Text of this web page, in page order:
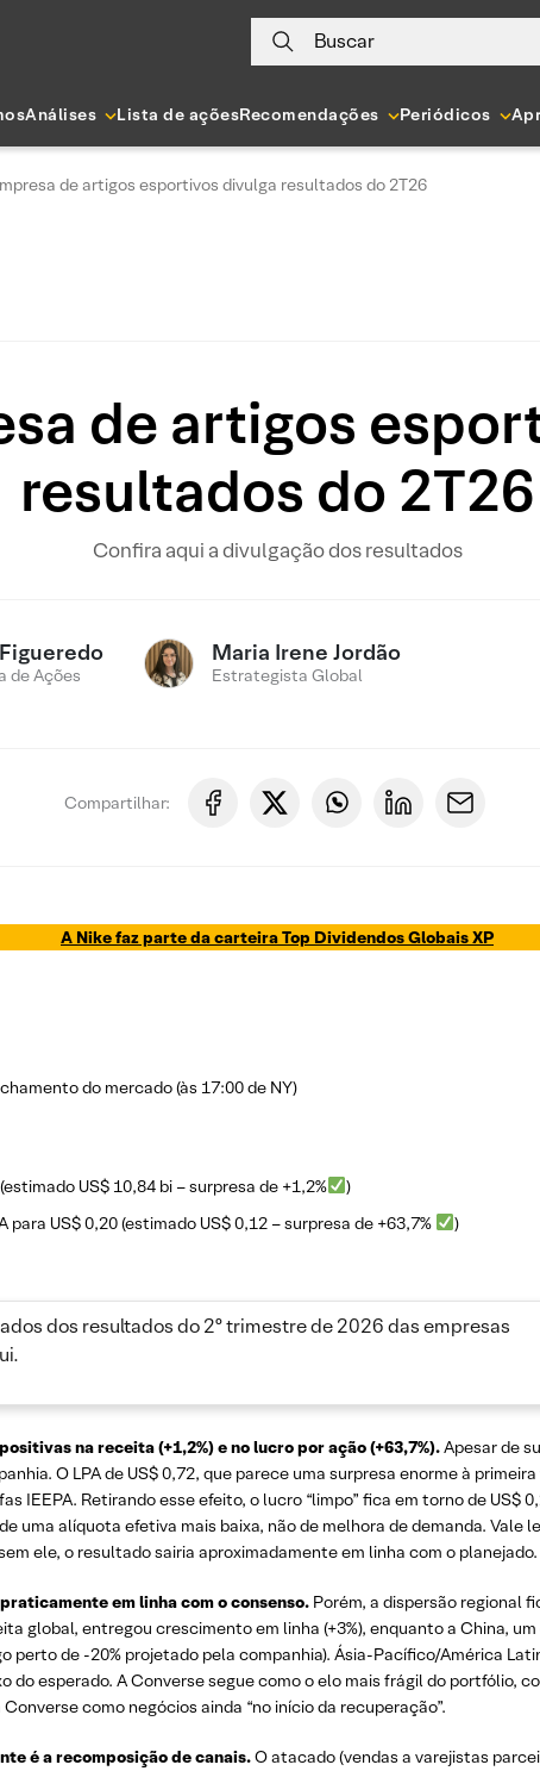
Buscar
Análises Lista de açõesRecomendações Periódicos
de artigos esportivos divulga resultados do 2T26
de artigos
resultados do 2T26
Confira aqui a divulgação dos resultados
de Ações
Maria Irene Jordão
Estrategista Global
Compartilhar:
A Nike faz parte da carteira Top Dividendos Globais XP
do mercado (às 17:00 de NY)
US$ 10,84 bi – surpresa de +1,2%
)
para US$ 0,20 (estimado US$ 0,12 – surpresa de +63,7% )
dos resultados do 2º trimestre de 2026 das empresas
na receita (+1,2%) e no lucro por ação (+63,7%).Apesar de
O LPA de US$ 0,72, que parece uma surpresa enorme à
IEEPA. Retirando esse efeito, o lucro “limpo” fica em torno de US$
uma alíquota efetiva mais baixa, não de melhora de demanda. Vale
ele, o resultado sairia aproximadamente em linha com o planejado.
em linha com o consenso. Porém, a dispersão regional
global, entregou crescimento em linha (+3%), enquanto a China,
perto de -20% projetado pela companhia). Ásia-Pacífico/América
do esperado. A Converse segue como o elo mais frágil do portfólio,
como negócios ainda “no início da recuperação”.
é a recomposição de canais.O atacado (vendas a varejistas